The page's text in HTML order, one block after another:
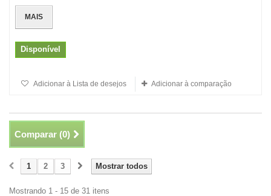
MAIS
Disponível
Adicionar à Lista de desejos Adicionar à comparação
Comparar (0)
Mostrar todos
1 2 3
Mostrando 1 - 15 de 31 itens